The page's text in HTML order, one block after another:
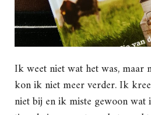
Ik weet niet wat het was, maar
kon ik niet meer verder. Ik
niet bij en ik miste gewoon wat